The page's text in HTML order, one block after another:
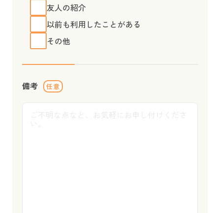
友人の紹介
以前も利用したことがある
その他
備考 任意